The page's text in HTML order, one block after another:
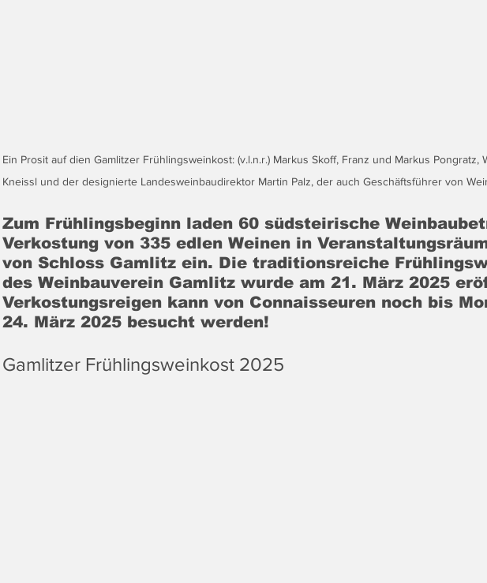
Ein Prosit auf dien Gamlitzer Frühlingsweinkost: (v.l.n.r.) Markus Skoff, Franz und Markus Pongratz,
Kneissl und der designierte Landesweinbaudirektor Martin Palz, der auch Geschäftsführer von
Zum Frühlingsbeginn laden 60 südsteirische
Verkostung von 335 edlen Weinen in
von Schloss Gamlitz ein. Die traditionsreiche
des Weinbauverein Gamlitz wurde am 21. März 2025
Verkostungsreigen kann von Connaisseuren noch bis
24. März 2025 besucht werden!
Gamlitzer Frühlingsweinkost 2025